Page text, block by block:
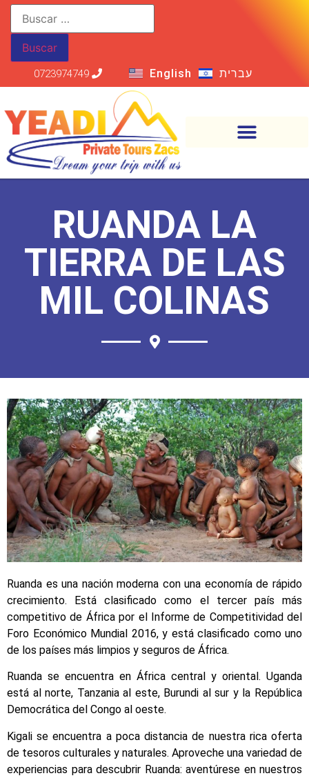
0723974749 English עברית
RUANDA LA
TIERRA DE LAS
MIL COLINAS
Ruanda es una nación moderna con una economía de rápido
crecimiento. Está clasificado como el tercer país más
competitivo de África por el Informe de Competitividad del
Foro Económico Mundial 2016, y está clasificado como uno
de los países más limpios y seguros de África.
Ruanda se encuentra en África central y oriental. Uganda
está al norte, Tanzania al este, Burundi al sur y la República
Democrática del Congo al oeste.
Kigali se encuentra a poca distancia de nuestra rica oferta
de tesoros culturales y naturales. Aproveche una variedad de
experiencias para descubrir Ruanda: aventúrese en nuestros